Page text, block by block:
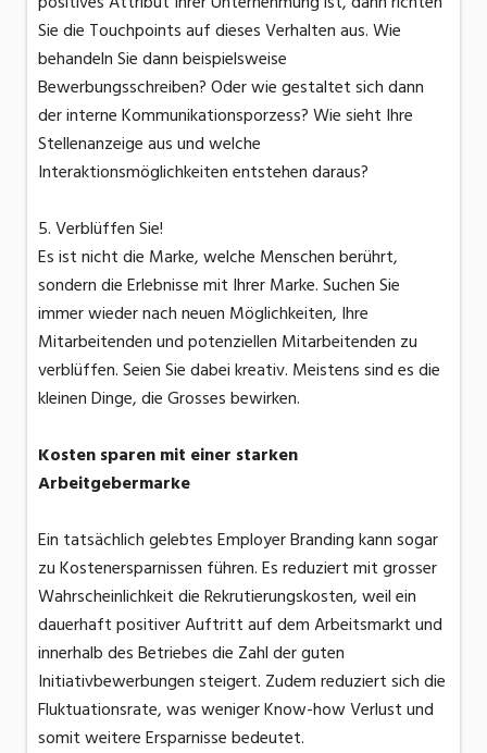
Sie die Touchpoints auf dieses Verhalten aus. Wie
behandeln Sie dann beispielsweise
Bewerbungsschreiben? Oder wie gestaltet sich dann
der interne Kommunikationsporzess? Wie sieht Ihre
Stellenanzeige aus und welche
Interaktionsmöglichkeiten entstehen daraus?
5. Verblüffen Sie!
Es ist nicht die Marke, welche Menschen berührt,
sondern die Erlebnisse mit Ihrer Marke. Suchen Sie
immer wieder nach neuen Möglichkeiten, Ihre
Mitarbeitenden und potenziellen Mitarbeitenden zu
verblüffen. Seien Sie dabei kreativ. Meistens sind es die
kleinen Dinge, die Grosses bewirken.
Kosten sparen mit einer starken
Arbeitgebermarke
Ein tatsächlich gelebtes Employer Branding kann sogar
zu Kostenersparnissen führen. Es reduziert mit grosser
Wahrscheinlichkeit die Rekrutierungskosten, weil ein
dauerhaft positiver Auftritt auf dem Arbeitsmarkt und
innerhalb des Betriebes die Zahl der guten
Initiativbewerbungen steigert. Zudem reduziert sich die
Fluktuationsrate, was weniger Know-how Verlust und
somit weitere Ersparnisse bedeutet.